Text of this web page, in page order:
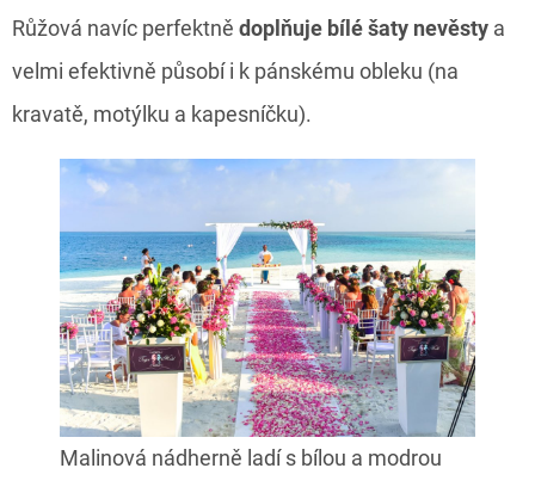
Růžová navíc perfektně doplňuje bílé šaty nevěsty a
velmi efektivně působí i k pánskému obleku (na
kravatě, motýlku a kapesníčku).
Malinová nádherně ladí s bílou a modrou